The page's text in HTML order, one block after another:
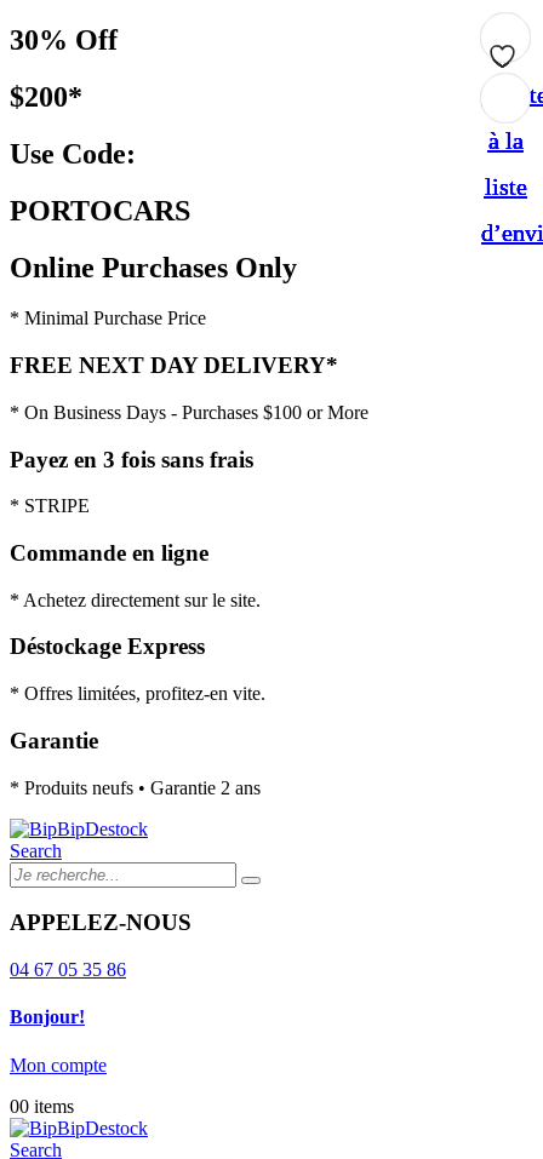
30% Off
$200*
Use Code:
PORTOCARS
Online Purchases Only
* Minimal Purchase Price
FREE NEXT DAY DELIVERY*
* On Business Days - Purchases $100 or More
Payez en 3 fois sans frais
* STRIPE
Commande en ligne
* Achetez directement sur le site.
Déstockage Express
* Offres limitées, profitez-en vite.
Garantie
* Produits neufs • Garantie 2 ans
Search
APPELEZ-NOUS
04 67 05 35 86
Bonjour!
Mon compte
00 items
Search
à la
liste
à la
liste
à la
liste
à la
liste
à la
liste